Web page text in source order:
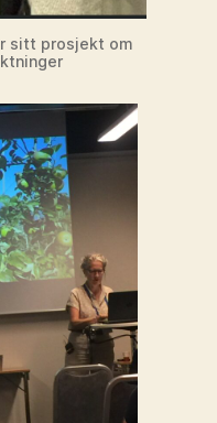
sitt prosjekt om